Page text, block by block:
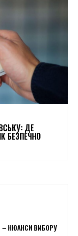
ДЕ
БЕЗПЕЧНО
– НЮАНСИ ВИБОРУ